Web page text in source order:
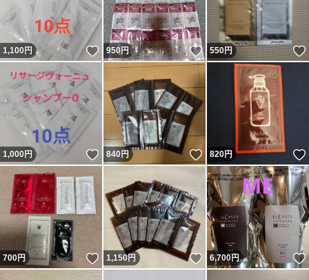
1,100円 いいね！
950 円 いいね！
550円
1,000円 いいね！
840円 いいね！
820円
700円 いいね！
1,150円 いいね！
6,700円